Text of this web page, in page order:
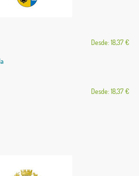
Desde: 18,37 €
Desde: 18,37 €